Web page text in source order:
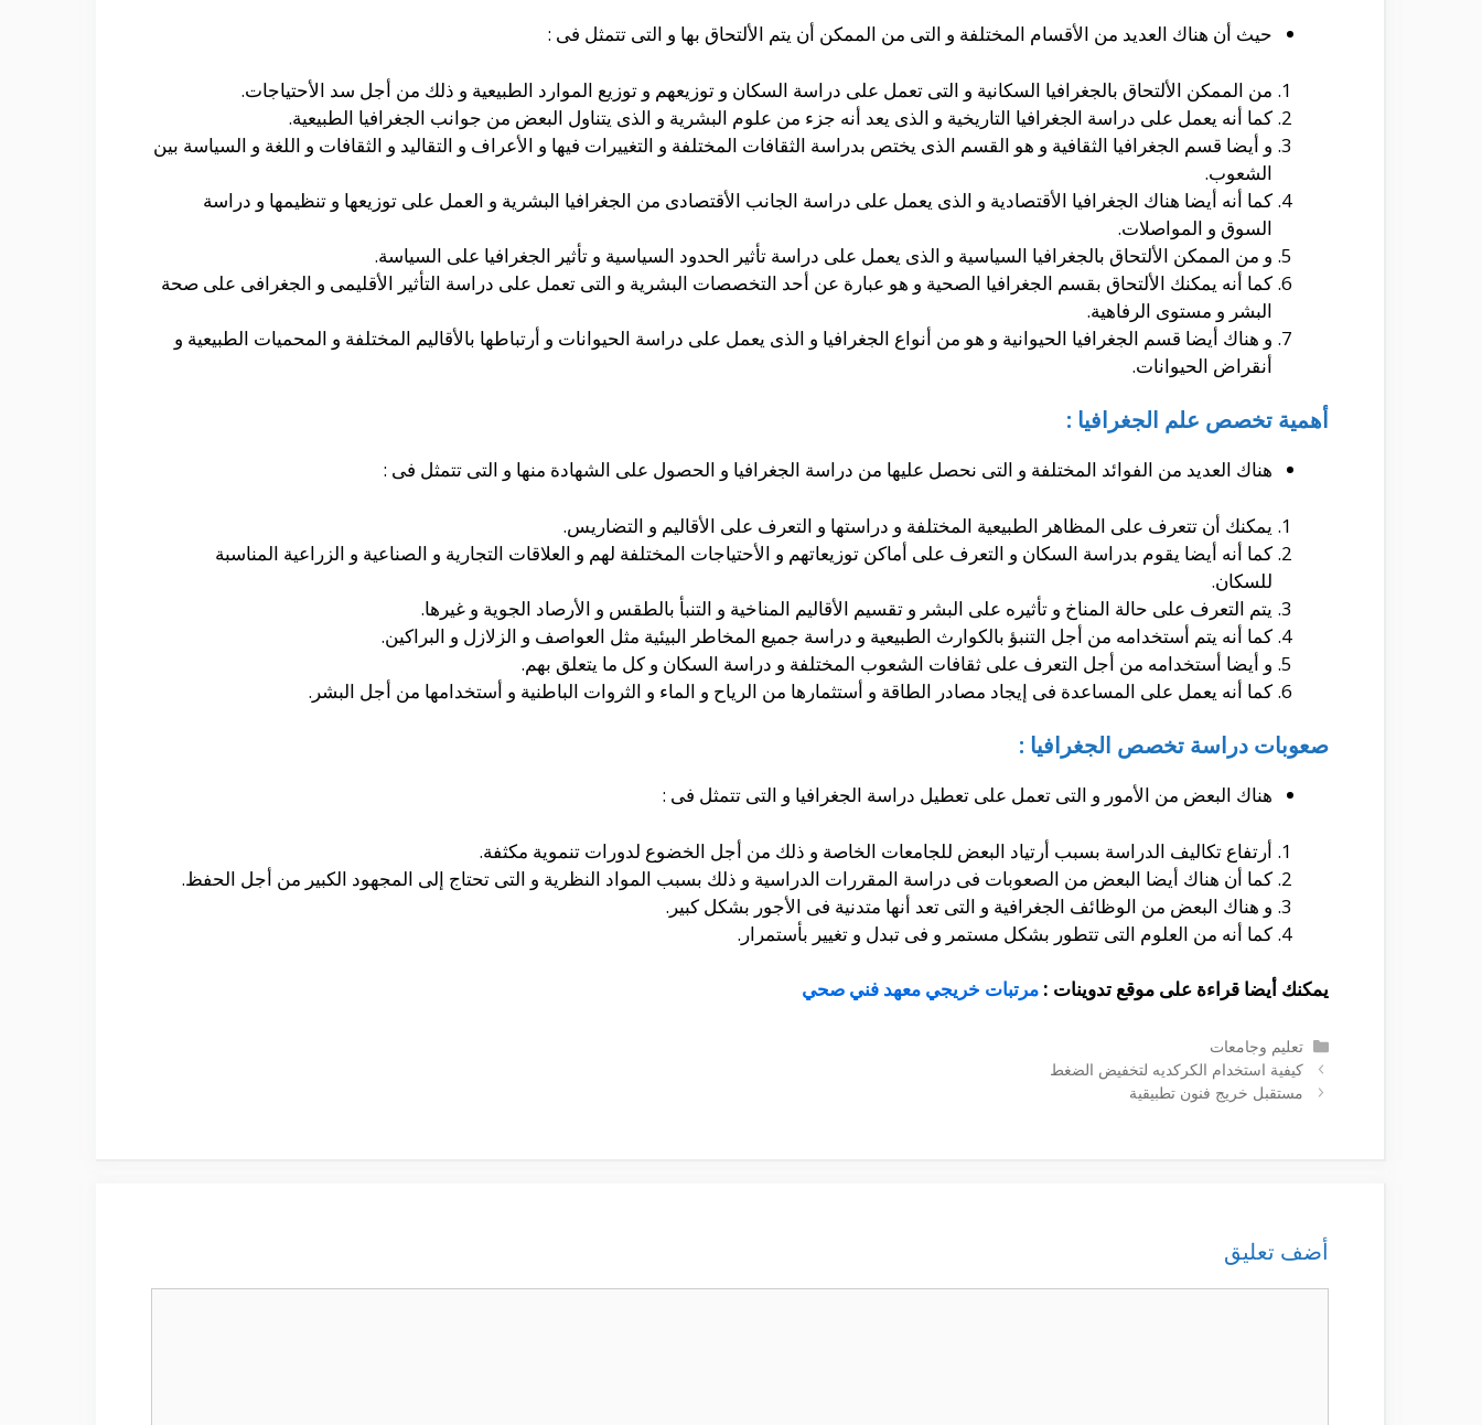
حيث أن هناك العديد من الأقسام المختلفة و التى من الممكن أن يتم الألتحاق بها و التى تتمثل فى :
من الممكن الألتحاق بالجغرافيا السكانية و التى تعمل على دراسة السكان و توزيعهم و توزيع الموارد الطبيعية و ذلك من أجل سد الأحتياجات.
كما أنه يعمل على دراسة الجغرافيا التاريخية و الذى يعد أنه جزء من علوم البشرية و الذى يتناول البعض من جوانب الجغرافيا الطبيعية.
و أيضا قسم الجغرافيا الثقافية و هو القسم الذى يختص بدراسة الثقافات المختلفة و التغييرات فيها و الأعراف و التقاليد و الثقافات و اللغة و السياسة بين
الشعوب.
كما أنه أيضا هناك الجغرافيا الأقتصادية و الذى يعمل على دراسة الجانب الأقتصادى من الجغرافيا البشرية و العمل على توزيعها و تنظيمها و دراسة
السوق و المواصلات.
و من الممكن الألتحاق بالجغرافيا السياسية و الذى يعمل على دراسة تأثير الحدود السياسية و تأثير الجغرافيا على السياسة.
كما أنه يمكنك الألتحاق بقسم الجغرافيا الصحية و هو عبارة عن أحد التخصصات البشرية و التى تعمل على دراسة التأثير الأقليمى و الجغرافى على صحة
البشر و مستوى الرفاهية.
و هناك أيضا قسم الجغرافيا الحيوانية و هو من أنواع الجغرافيا و الذى يعمل على دراسة الحيوانات و أرتباطها بالأقاليم المختلفة و المحميات الطبيعية و
أنقراض الحيوانات.
أهمية تخصص علم الجغرافيا :
هناك العديد من الفوائد المختلفة و التى نحصل عليها من دراسة الجغرافيا و الحصول على الشهادة منها و التى تتمثل فى :
يمكنك أن تتعرف على المظاهر الطبيعية المختلفة و دراستها و التعرف على الأقاليم و التضاريس.
كما أنه أيضا يقوم بدراسة السكان و التعرف على أماكن توزيعاتهم و الأحتياجات المختلفة لهم و العلاقات التجارية و الصناعية و الزراعية المناسبة
للسكان.
يتم التعرف على حالة المناخ و تأثيره على البشر و تقسيم الأقاليم المناخية و التنبأ بالطقس و الأرصاد الجوية و غيرها.
كما أنه يتم أستخدامه من أجل التنبؤ بالكوارث الطبيعية و دراسة جميع المخاطر البيئية مثل العواصف و الزلازل و البراكين.
و أيضا أستخدامه من أجل التعرف على ثقافات الشعوب المختلفة و دراسة السكان و كل ما يتعلق بهم.
كما أنه يعمل على المساعدة فى إيجاد مصادر الطاقة و أستثمارها من الرياح و الماء و الثروات الباطنية و أستخدامها من أجل البشر.
صعوبات دراسة تخصص الجغرافيا :
هناك البعض من الأمور و التى تعمل على تعطيل دراسة الجغرافيا و التى تتمثل فى :
أرتفاع تكاليف الدراسة بسبب أرتياد البعض للجامعات الخاصة و ذلك من أجل الخضوع لدورات تنموية مكثفة.
كما أن هناك أيضا البعض من الصعوبات فى دراسة المقررات الدراسية و ذلك بسبب المواد النظرية و التى تحتاج إلى المجهود الكبير من أجل الحفظ.
و هناك البعض من الوظائف الجغرافية و التى تعد أنها متدنية فى الأجور بشكل كبير.
كما أنه من العلوم التى تتطور بشكل مستمر و فى تبدل و تغيير بأستمرار.
يمكنك أيضا قراءة على موقع تدوينات : مرتبات خريجي معهد فني صحي
التصنيفات
تعليم وجامعات
كيفية استخدام الكركديه لتخفيض الضغط
مستقبل خريج فنون تطبيقية
أضف تعليق